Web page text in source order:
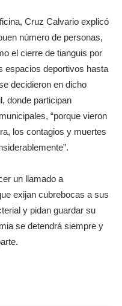
Cruz Calvario explicó
número de personas,
el cierre de tianguis por
espacios deportivos hasta
decidieron en dicho
donde participan
“porque vieron
los contagios y muertes
un llamado a
exijan cubrebocas a sus
y pidan guardar su
se detendrá siempre y